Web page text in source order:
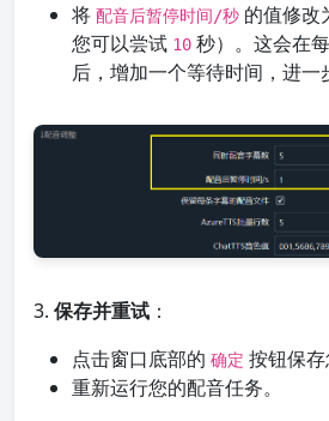
将 配音后暂停时间/秒 的值修改
您可以尝试 10 秒）。这会在
后，增加一个等待时间，进一
3. 保存并重试 ：
点击窗口底部的 确定 按钮保存
重新运行您的配音任务。